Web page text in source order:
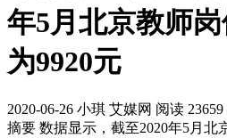
年5月北京教师
为9920元
2020-06-26 小琪 艾媒网 阅读 23659
摘要 数据显示，截至2020年5月北